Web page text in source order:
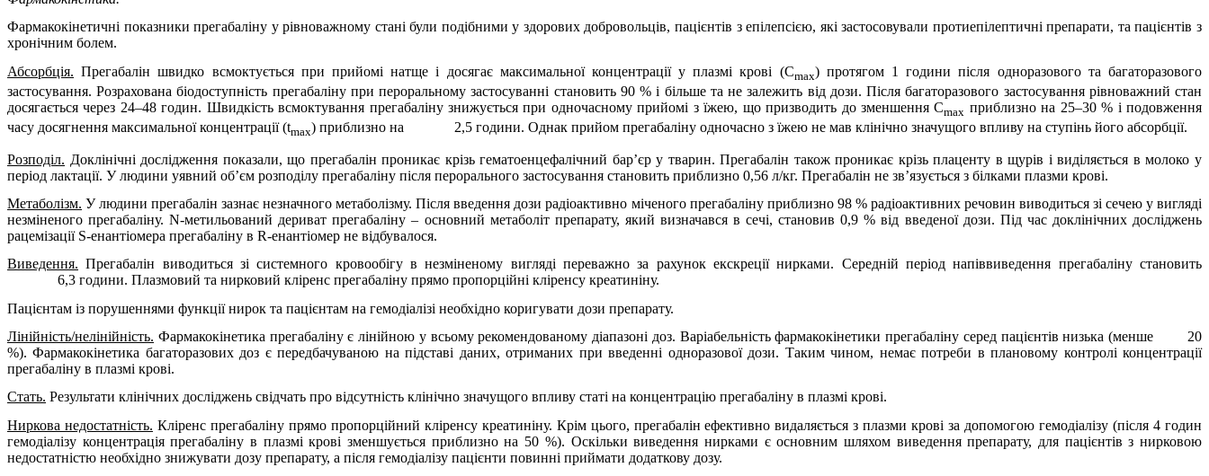
Фармакокінетичні показники прегабаліну у рівноважному стані були подібними у здорових добровольців, пацієнтів з епілепсією, які застосовували протиепілептичні препарати, та пацієнтів з
хронічним болем.
Абсорбція. Прегабалін швидко всмоктується при прийомі натще і досягає максимальної концентрації у плазмі крові (Сmax) протягом 1 години після одноразового та багаторазового
застосування. Розрахована біодоступність прегабаліну при пероральному застосуванні становить 90 % і більше та не залежить від дози. Після багаторазового застосування рівноважний стан
досягається через 24–48 годин. Швидкість всмоктування прегабаліну знижується при одночасному прийомі з їжею, що призводить до зменшення Cmax приблизно на 25–30 % і подовження
часу досягнення максимальної концентрації (tmax) приблизно на 2,5 години. Однак прийом прегабаліну одночасно з їжею не мав клінічно значущого впливу на ступінь його абсорбції.
Розподіл. Доклінічні дослідження показали, що прегабалін проникає крізь гематоенцефалічний бар’єр у тварин. Прегабалін також проникає крізь плаценту в щурів і виділяється в молоко у
період лактації. У людини уявний об’єм розподілу прегабаліну після перорального застосування становить приблизно 0,56 л/кг. Прегабалін не зв’язується з білками плазми крові.
Метаболізм. У людини прегабалін зазнає незначного метаболізму. Після введення дози радіоактивно міченого прегабаліну приблизно 98 % радіоактивних речовин виводиться зі сечею у вигляді
незміненого прегабаліну. N-метильований дериват прегабаліну – основний метаболіт препарату, який визначався в сечі, становив 0,9 % від введеної дози. Під час доклінічних досліджень
рацемізації S-енантіомера прегабаліну в R-енантіомер не відбувалося.
Виведення. Прегабалін виводиться зі системного кровообігу в незміненому вигляді переважно за рахунок екскреції нирками. Середній період напіввиведення прегабаліну становить
6,3 години. Плазмовий та нирковий кліренс прегабаліну прямо пропорційні кліренсу креатиніну.
Пацієнтам із порушеннями функції нирок та пацієнтам на гемодіалізі необхідно коригувати дози препарату.
Лінійність/нелінійність. Фармакокінетика прегабаліну є лінійною у всьому рекомендованому діапазоні доз. Варіабельність фармакокінетики прегабаліну серед пацієнтів низька (менше
20
%). Фармакокінетика багаторазових доз є передбачуваною на підставі даних, отриманих при введенні одноразової дози. Таким чином, немає потреби в плановому контролі концентрації
прегабаліну в плазмі крові.
Стать. Результати клінічних досліджень свідчать про відсутність клінічно значущого впливу статі на концентрацію прегабаліну в плазмі крові.
Ниркова недостатність. Кліренс прегабаліну прямо пропорційний кліренсу креатиніну. Крім цього, прегабалін ефективно видаляється з плазми крові за допомогою гемодіалізу (після 4 годин
гемодіалізу концентрація прегабаліну в плазмі крові зменшується приблизно на 50 %). Оскільки виведення нирками є основним шляхом виведення препарату, для пацієнтів з нирковою
недостатністю необхідно знижувати дозу препарату, а після гемодіалізу пацієнти повинні приймати додаткову дозу.